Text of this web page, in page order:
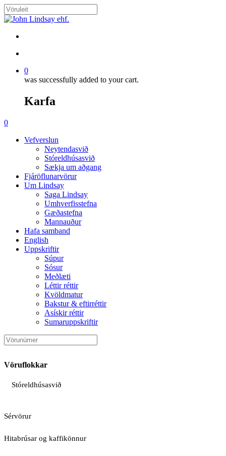
Skip
to
content
Close
0
was successfully added to your cart.
Karfa
Menu
search
account
0
Vefverslun
Neytendasvið
Stóreldhúsasvið
Sækja um aðgang
Fjáröflunarvörur
Um Lindsay
Saga Lindsay
Umhverfisstefna
Gæðastefna
Mannauður
Hafa samband
English
Uppskriftir
Súpur
Sósur
Meðlæti
Léttir réttir
Kvöldmatur
Bakstur & eftirréttir
Asískir réttir
Sumaruppskriftir
Vöruflokkar
Stóreldhúsasvið
Sérvörur
Hitabrúsar og kaffikönnur